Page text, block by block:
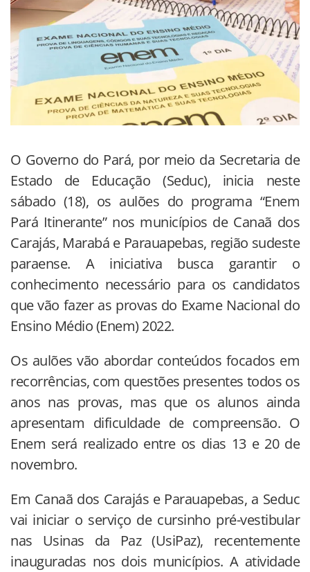
O Governo do Pará, por meio da Secretaria de
Estado de Educação (Seduc), inicia neste
sábado (18), os aulões do programa “Enem
Pará Itinerante” nos municípios de Canaã dos
Carajás, Marabá e Parauapebas, região sudeste
paraense. A iniciativa busca garantir o
conhecimento necessário para os candidatos
que vão fazer as provas do Exame Nacional do
Ensino Médio (Enem) 2022.
Os aulões vão abordar conteúdos focados em
recorrências, com questões presentes todos os
anos nas provas, mas que os alunos ainda
apresentam dificuldade de compreensão. O
Enem será realizado entre os dias 13 e 20 de
novembro.
Em Canaã dos Carajás e Parauapebas, a Seduc
vai iniciar o serviço de cursinho pré-vestibular
nas Usinas da Paz (UsiPaz), recentemente
inauguradas nos dois municípios. A atividade